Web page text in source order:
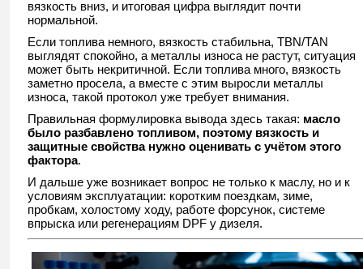
вязкость вниз, и итоговая цифра выглядит почти
нормальной.
Если топлива немного, вязкость стабильна, TBN/TAN
выглядят спокойно, а металлы износа не растут, ситуация
может быть некритичной. Если топлива много, вязкость
заметно просела, а вместе с этим выросли металлы
износа, такой протокол уже требует внимания.
Правильная формулировка вывода здесь такая: масло
было разбавлено топливом, поэтому вязкость и
защитные свойства нужно оценивать с учётом этого
фактора.
И дальше уже возникает вопрос не только к маслу, но и к
условиям эксплуатации: коротким поездкам, зиме,
пробкам, холостому ходу, работе форсунок, системе
впрыска или регенерациям DPF у дизеля.